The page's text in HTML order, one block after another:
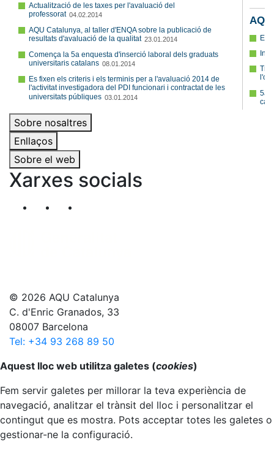
Sobre nosaltres
Enllaços
Sobre el web
Xarxes socials
Segueix-nos al nostre canal de Twitter
© 2026 AQU Catalunya
C. d'Enric Granados, 33
08007 Barcelona
Tel: +34 93 268 89 50
Anar al principi
Aquest lloc web utilitza galetes (cookies)
Fem servir galetes per millorar la teva experiència de
navegació, analitzar el trànsit del lloc i personalitzar el
contingut que es mostra. Pots acceptar totes les galetes o
gestionar-ne la configuració.